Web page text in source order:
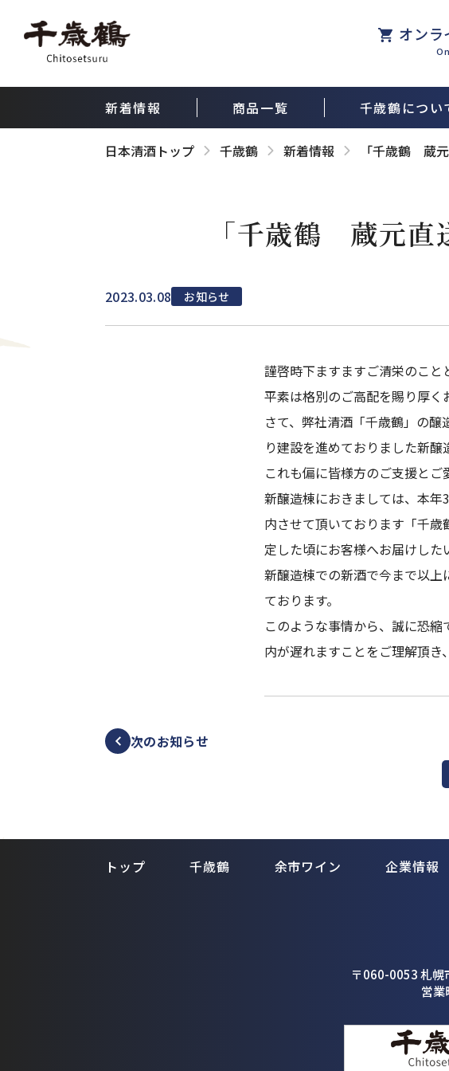
オンラ
新着情報 商品一覧 千歳鶴につい
酒米ができる
日本清酒トップ 千歳鶴 新着情報 「千歳鶴 蔵
「千歳鶴 蔵元直
2023.03.08 お知らせ
謹啓時下ますますご清栄のこと
平素は格別のご高配を賜り厚く
さて、弊社清酒「千歳鶴」の
り建設を進めておりました新醸
これも偏に皆様方のご支援とご
新醸造棟におきましては、本
内させて頂いております「千
定した頃にお客様へお届けした
新醸造棟での新酒で今まで以
ております。
このような事情から、誠に恐
内が遅れますことをご理解頂き
次のお知らせ
トップ 千歳鶴 余市ワイン 企業情報
〒060-0053 札幌
営業